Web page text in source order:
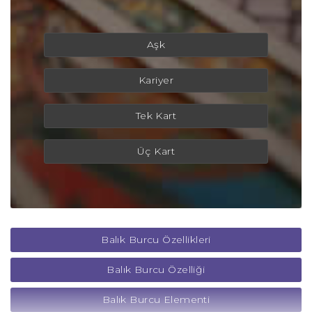
Aşk
Kariyer
Tek Kart
Üç Kart
Balık Burcu Özellikleri
Balık Burcu Özelliği
Balık Burcu Elementi